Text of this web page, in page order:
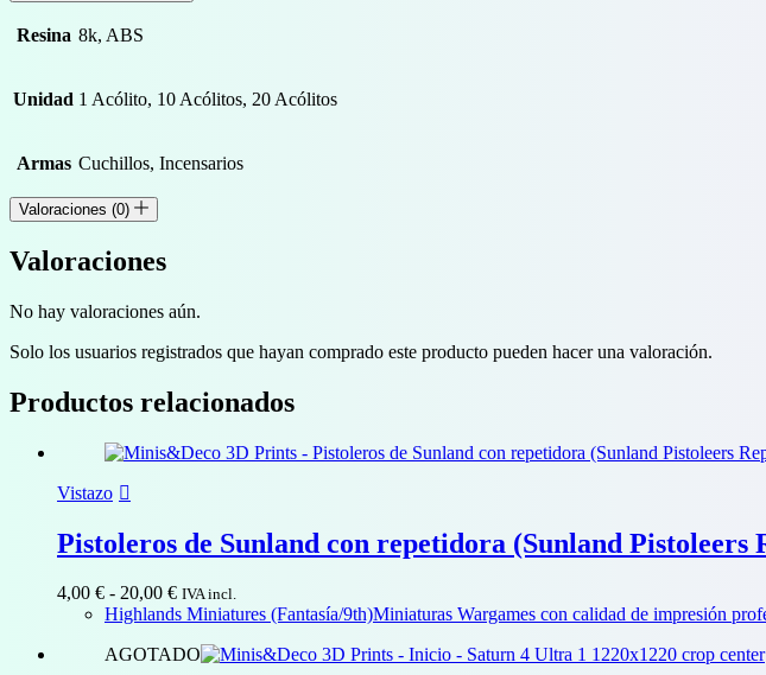
Resina 8k, ABS
Unidad 1 Acólito, 10 Acólitos, 20 Acólitos
Armas Cuchillos, Incensarios
Valoraciones (0)
Valoraciones
No hay valoraciones aún.
Solo los usuarios registrados que hayan comprado este producto pueden hacer una valoración.
Productos relacionados
Vistazo
Pistoleros de Sunland con repetidora (Sunland Pistoleers
4,00 € - 20,00 €Rango
de
desde
IVA incl.
Highlands Miniatures (Fantasía/9th)Miniaturas Wargames con calidad de impresión
AGOTADO